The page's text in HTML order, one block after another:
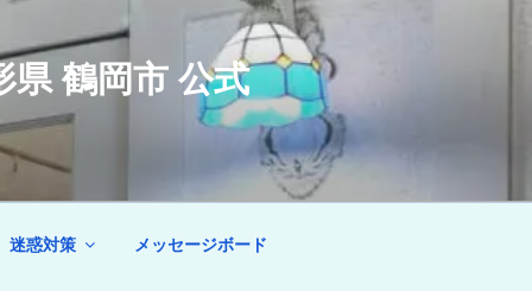
鶴岡市 公式
迷惑対策 メッセージボード